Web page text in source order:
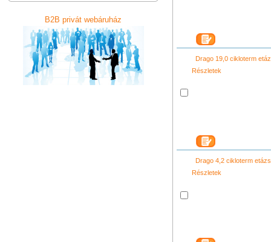
B2B privát webáruház
Drago 19,0 cikloterm
Részletek
Drago 4,2 cikloterm
Részletek